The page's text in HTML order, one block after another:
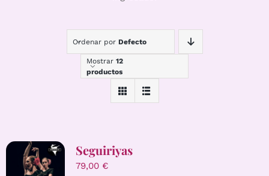
Ordenar por Defecto
Mostrar 12
productos
Seguiriyas
79,00 €